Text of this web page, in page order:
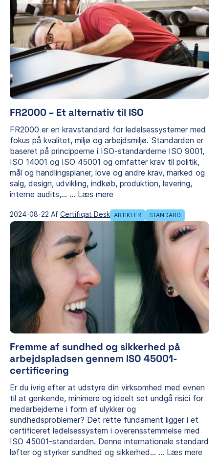
FR2000 – Et alternativ til ISO
FR2000 er en kravstandard for ledelsessystemer med
fokus på kvalitet, miljø og arbejdsmiljø. Standarden er
baseret på principperne i ISO-standarderne ISO 9001,
ISO 14001 og ISO 45001 og omfatter krav til politik,
mål og handlingsplaner, love og andre krav, marked og
salg, design, udvikling, indkøb, produktion, levering,
interne audits,… ... Læs mere
2024-08-22 Af Certifiqat Desk ARTIKLER STANDARD
Fremme af sundhed og sikkerhed på
arbejdspladsen gennem ISO 45001-
certificering
Er du ivrig efter at udstyre din virksomhed med evnen
til at genkende, minimere og ideelt set undgå risici for
medarbejderne i form af ulykker og
sundhedsproblemer? Det rette fundament ligger i et
certificeret ledelsessystem i overensstemmelse med
ISO 45001-standarden. Denne internationale standard
løfter og styrker sundhed og sikkerhed… ... Læs mere